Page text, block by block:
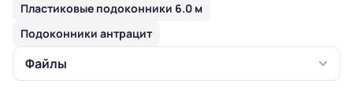
Пластиковые подоконники 6.0 м
Подоконники антрацит
Файлы